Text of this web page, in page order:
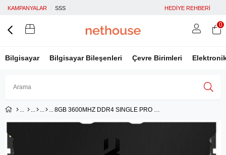
KAMPANYALAR SSS HEDİYE REHBERİ
Bilgisayar Bilgisayar Bileşenleri Çevre Birimleri
0
8GB 3600MHZ DDR4 SINGLE PRO BLACK